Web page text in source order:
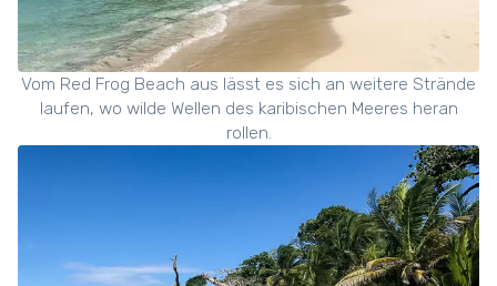
Vom Red Frog Beach aus lässt es sich an weitere Strände
laufen, wo wilde Wellen des karibischen Meeres heran
rollen.